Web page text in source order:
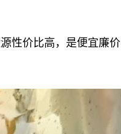
性价比高，是便宜廉